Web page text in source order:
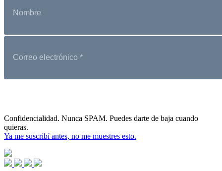
Confidencialidad. Nunca SPAM. Puedes darte de baja cuando
quieras.
Ya me suscribí antes, no me muestres esto.